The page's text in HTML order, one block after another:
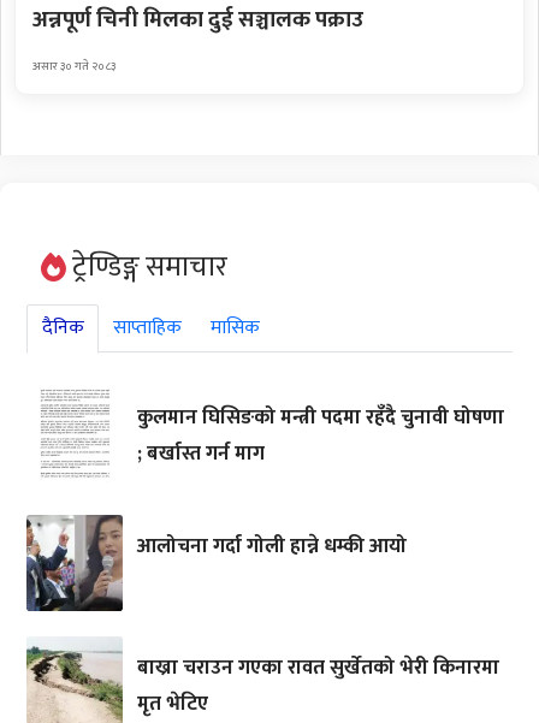
अन्नपूर्ण चिनी मिलका दुई सञ्चालक पक्राउ
असार ३० गते २०८३
ट्रेण्डिङ्ग समाचार
दैनिक साप्ताहिक मासिक
कुलमान घिसिङको मन्त्री पदमा रहँदै चुनावी घोषणा
; बर्खास्त गर्न माग
आलोचना गर्दा गोली हान्ने धम्की आयो
बाख्रा चराउन गएका रावत सुर्खेतको भेरी किनारमा
मृत भेटिए